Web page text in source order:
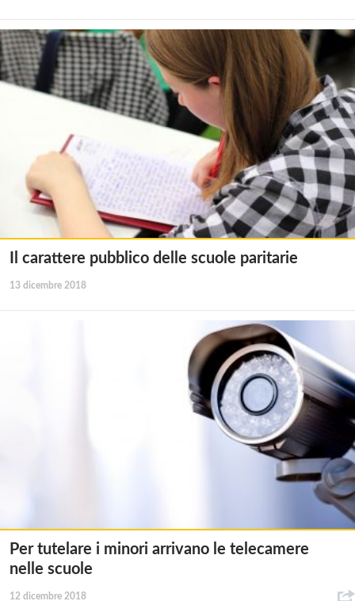
Il carattere pubblico delle scuole paritarie
13 dicembre 2018
Per tutelare i minori arrivano le telecamere
nelle scuole
12 dicembre 2018